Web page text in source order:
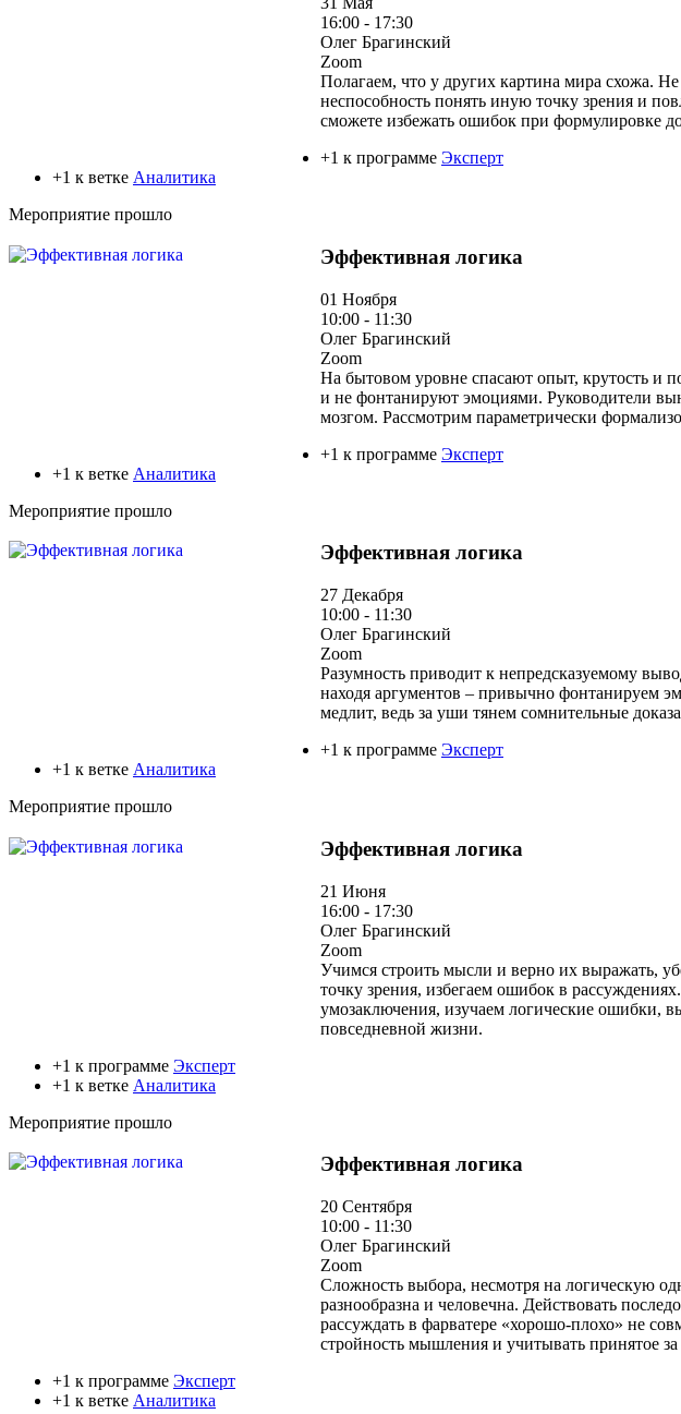
16:00 - 17:30
Олег Брагинский
Zoom
Полагаем, что у других картина мира схожа.
неспособность понять иную точку зрения и
сможете избежать ошибок при формулировке
+1 к программе Эксперт
+1 к ветке Аналитика
Мероприятие прошло
Эффективная логика
01 Ноября
10:00 - 11:30
Олег Брагинский
Zoom
На бытовом уровне спасают опыт, крутость
и не фонтанируют эмоциями. Руководители
мозгом. Рассмотрим параметрически
+1 к программе Эксперт
+1 к ветке Аналитика
Мероприятие прошло
Эффективная логика
27 Декабря
10:00 - 11:30
Олег Брагинский
Zoom
Разумность приводит к непредсказуемому
находя аргументов – привычно фонтанируем
медлит, ведь за уши тянем сомнительные
+1 к программе Эксперт
+1 к ветке Аналитика
Мероприятие прошло
Эффективная логика
21 Июня
16:00 - 17:30
Олег Брагинский
Zoom
Учимся строить мысли и верно их выражать,
точку зрения, избегаем ошибок в
умозаключения, изучаем логические ошибки,
повседневной жизни.
+1 к программе Эксперт
+1 к ветке Аналитика
Мероприятие прошло
Эффективная логика
20 Сентября
10:00 - 11:30
Олег Брагинский
Zoom
Сложность выбора, несмотря на логическую
разнообразна и человечна. Действовать
рассуждать в фарватере «хорошо-плохо» не
стройность мышления и учитывать принятое
+1 к программе Эксперт
+1 к ветке Аналитика